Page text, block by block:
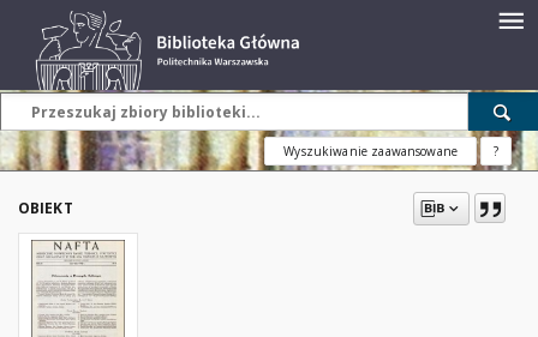
Wyszukiwanie zaawansowane ?
OBIEKT